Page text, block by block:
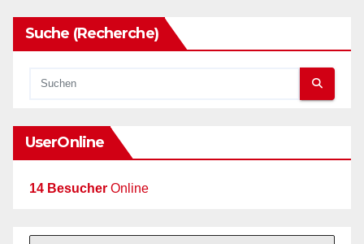
Suche (Recherche)
UserOnline
14 Besucher Online